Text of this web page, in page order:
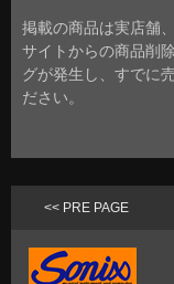
掲載の商品は実店舗
サイトからの商品削
グが発生し、すでに
ださい。
<< PRE PAGE